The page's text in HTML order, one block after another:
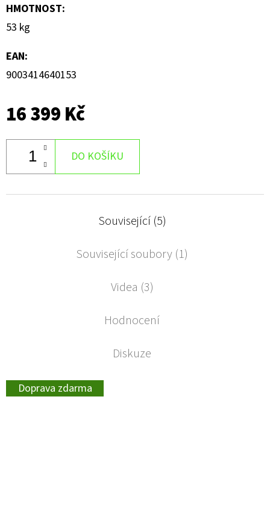
HMOTNOST:
53 kg
EAN:
9003414640153
16 399 Kč
DO KOŠÍKU
Související (5)
Související soubory (1)
Videa (3)
Hodnocení
Diskuze
Doprava zdarma